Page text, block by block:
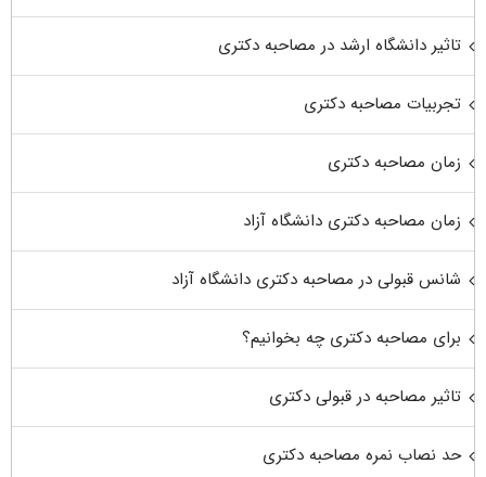
تاثیر دانشگاه ارشد در مصاحبه دکتری
تجربیات مصاحبه دکتری
زمان مصاحبه دکتری
زمان مصاحبه دکتری دانشگاه آزاد
شانس قبولی در مصاحبه دکتری دانشگاه آزاد
برای مصاحبه دکتری چه بخوانیم؟
تاثیر مصاحبه در قبولی دکتری
حد نصاب نمره مصاحبه دکتری